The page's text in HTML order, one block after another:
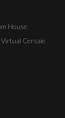
House
Cersaie